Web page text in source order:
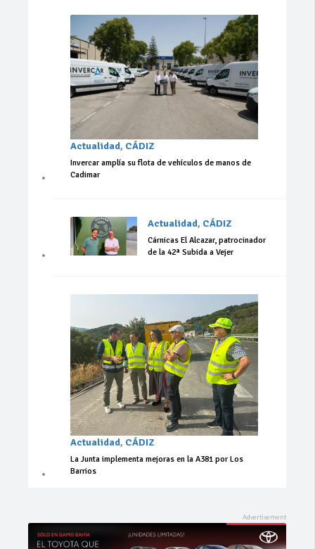
Actualidad, CÁDIZ
Invercar amplía su flota de vehículos de manos de
Cadimar
Actualidad, CÁDIZ
Cárnicas El Alcazar, patrocinador
de la 42ª Subida a Vejer
Actualidad, CÁDIZ
La Junta implementa mejoras en la A381 por Los
Barrios